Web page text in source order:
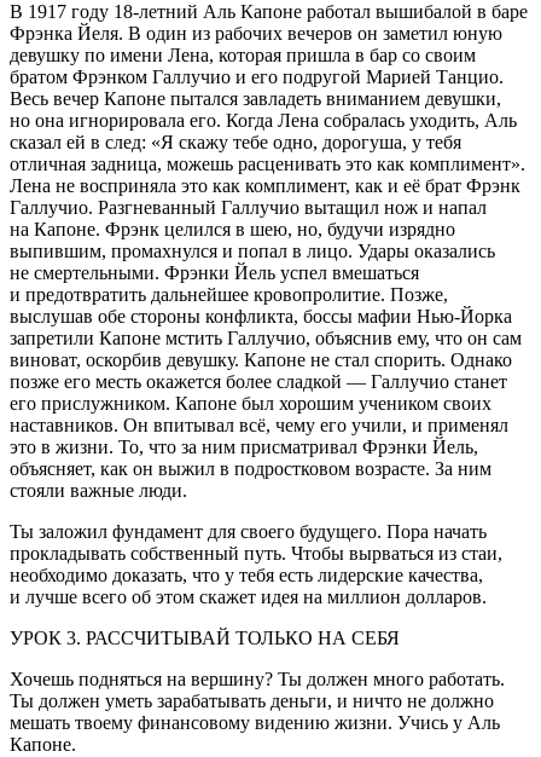
В 1917 году 18-летний Аль Капоне работал вышибалой в баре
Фрэнка Йеля. В один из рабочих вечеров он заметил юную
девушку по имени Лена, которая пришла в бар со своим
братом Фрэнком Галлучио и его подругой Марией Танцио.
Весь вечер Капоне пытался завладеть вниманием девушки,
но она игнорировала его. Когда Лена собралась уходить, Аль
сказал ей в след: «Я скажу тебе одно, дорогуша, у тебя
отличная задница, можешь расценивать это как комплимент».
Лена не восприняла это как комплимент, как и её брат Фрэнк
Галлучио. Разгневанный Галлучио вытащил нож и напал
на Капоне. Фрэнк целился в шею, но, будучи изрядно
выпившим, промахнулся и попал в лицо. Удары оказались
не смертельными. Фрэнки Йель успел вмешаться
и предотвратить дальнейшее кровопролитие. Позже,
выслушав обе стороны конфликта, боссы мафии Нью-Йорка
запретили Капоне мстить Галлучио, объяснив ему, что он сам
виноват, оскорбив девушку. Капоне не стал спорить. Однако
позже его месть окажется более сладкой — Галлучио станет
его прислужником. Капоне был хорошим учеником своих
наставников. Он впитывал всё, чему его учили, и применял
это в жизни. То, что за ним присматривал Фрэнки Йель,
объясняет, как он выжил в подростковом возрасте. За ним
стояли важные люди.
Ты заложил фундамент для своего будущего. Пора начать
прокладывать собственный путь. Чтобы вырваться из стаи,
необходимо доказать, что у тебя есть лидерские качества,
и лучше всего об этом скажет идея на миллион долларов.
УРОК 3. РАССЧИТЫВАЙ ТОЛЬКО НА СЕБЯ
Хочешь подняться на вершину? Ты должен много работать.
Ты должен уметь зарабатывать деньги, и ничто не должно
мешать твоему финансовому видению жизни. Учись у Аль
Капоне.